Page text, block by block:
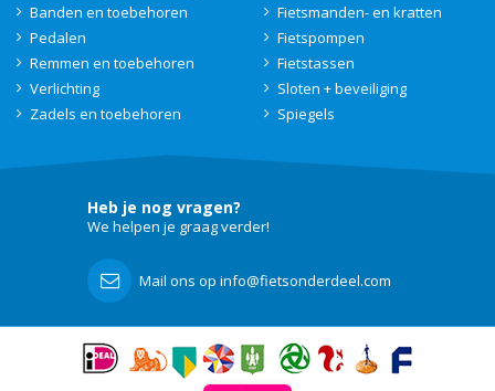
Banden en toebehoren
Pedalen
Remmen en toebehoren
Verlichting
Zadels en toebehoren
Fietsmanden- en kratten
Fietspompen
Fietstassen
Sloten + beveiliging
Spiegels
Heb je nog vragen?
We helpen je graag verder!
Mail ons op info@fietsonderdeel.com